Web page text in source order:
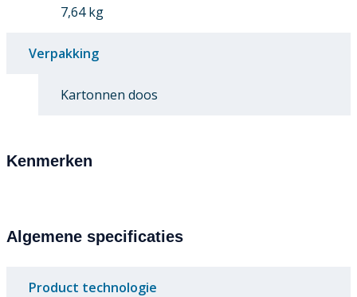
7,64 kg
Verpakking
Kartonnen doos
Kenmerken
Algemene specificaties
Product technologie